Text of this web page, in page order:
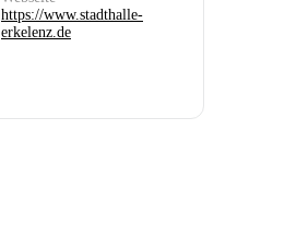
https://www.stadthalle-
erkelenz.de